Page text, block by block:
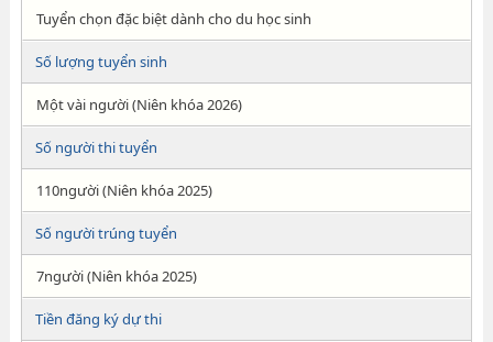
Tuyển chọn đặc biệt dành cho du học sinh
Số lượng tuyển sinh
Một vài người (Niên khóa 2026)
Số người thi tuyển
110người (Niên khóa 2025)
Số người trúng tuyển
7người (Niên khóa 2025)
Tiền đăng ký dự thi